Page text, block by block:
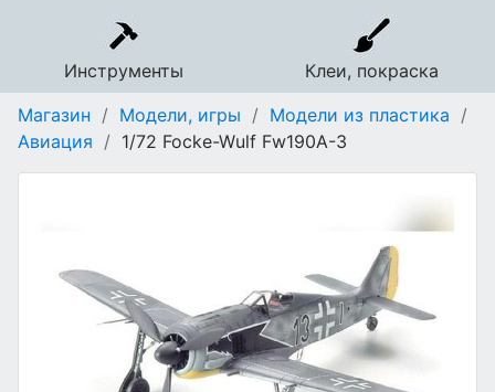
Инструменты
Клеи, покраска
Магазин / Модели, игры / Модели из пластика /
Авиация / 1/72 Focke-Wulf Fw190A-3